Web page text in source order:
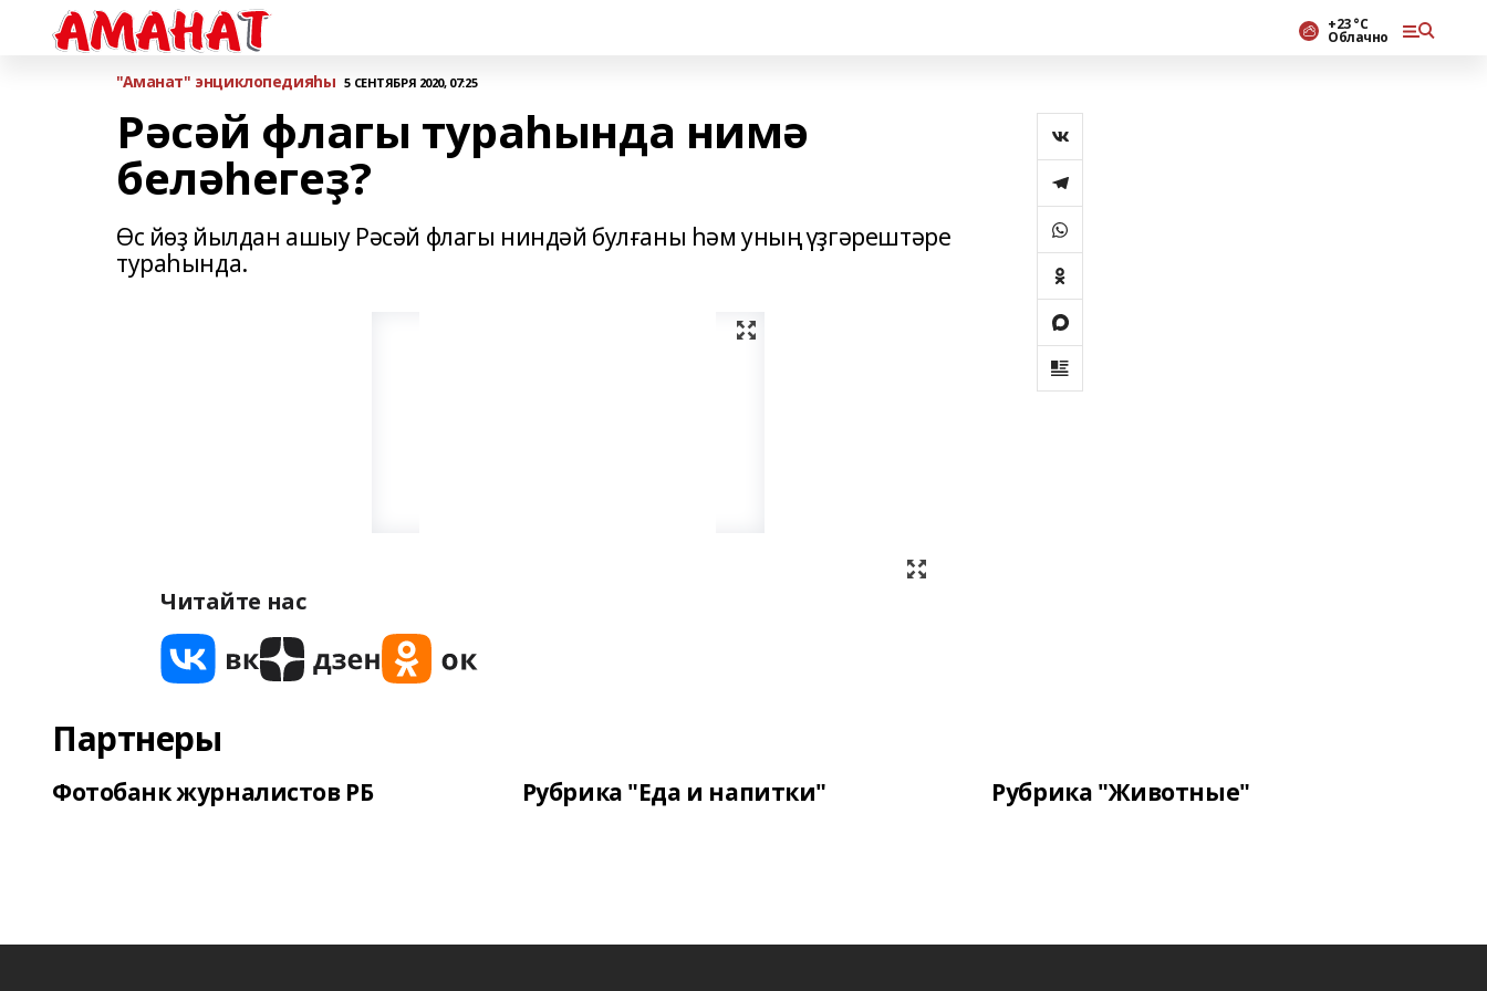
+23 °С
Облачно
"Аманат" энциклопедияһы 5 СЕНТЯБРЯ 2020, 07:25
Рәсәй флагы тураһында нимә
беләһегеҙ?
Өс йөҙ йылдан ашыу Рәсәй флагы ниндәй булғаны һәм уның үҙгәрештәре
тураһында.
Читайте нас
Партнеры
Фотобанк журналистов РБ Рубрика "Еда и напитки" Рубрика "Животные"